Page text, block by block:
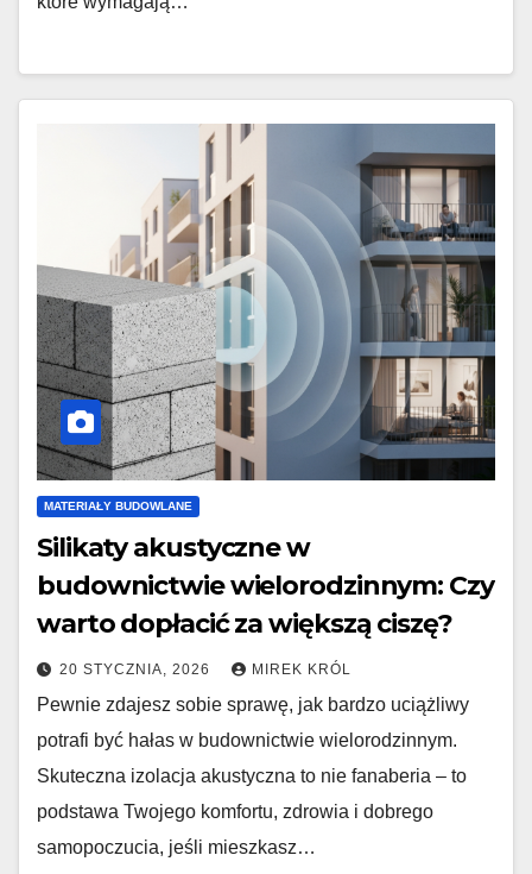
MATERIAŁY BUDOWLANE
Silikaty akustyczne w
budownictwie wielorodzinnym: Czy
warto dopłacić za większą ciszę?
20 STYCZNIA, 2026 MIREK KRÓL
Pewnie zdajesz sobie sprawę, jak bardzo uciążliwy
potrafi być hałas w budownictwie wielorodzinnym.
Skuteczna izolacja akustyczna to nie fanaberia – to
podstawa Twojego komfortu, zdrowia i dobrego
samopoczucia, jeśli mieszkasz…